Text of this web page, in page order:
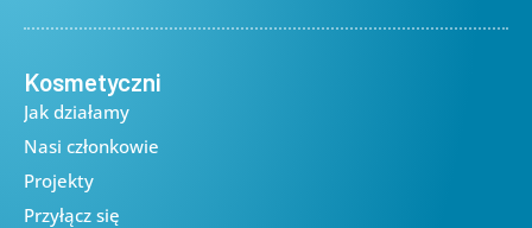
Kosmetyczni
Jak działamy
Nasi członkowie
Projekty
Przyłącz się